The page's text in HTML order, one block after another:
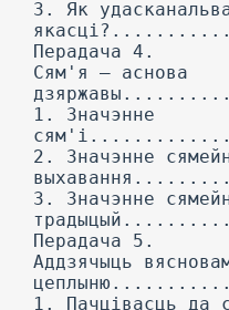
3. Як
Перадача 4.
Сям'я — аснова
1. Значэнне
2. Значэнне
3. Значэнне
Перадача 5.
Аддзячыць
1. Пачцівасць да